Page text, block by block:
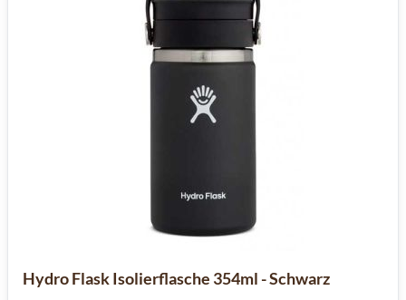
Hydro Flask Isolierflasche 354ml - Schwarz